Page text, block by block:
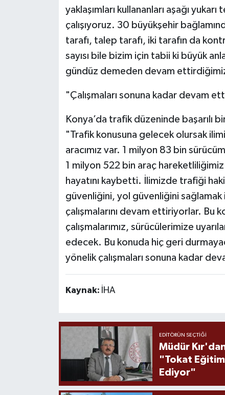
yaklaşımları kullananları aşağı
çalışıyoruz. 30 büyükşehir
tarafı, talep tarafı, iki tarafın da
sayısı bile bizim için tabii ki büyük
gündüz demeden devam
"Çalışmaları sonuna kadar devam
Konya’da trafik düzeninde başarılı
"Trafik konusuna gelecek olursak
aracımız var. 1 milyon 83 bin
1 milyon 522 bin araç
hayatını kaybetti. İlimizde trafiği
güvenliğini, yol güvenliğini
çalışmalarını devam ettiriyorlar. Bu
çalışmalarımız, sürücülerimize
edecek. Bu konuda hiç geri
yönelik çalışmaları sonuna kadar
Kaynak: İHA
EDITÖRÜN SEÇTIĞI
Müdür
"Tokat
Ediyor"